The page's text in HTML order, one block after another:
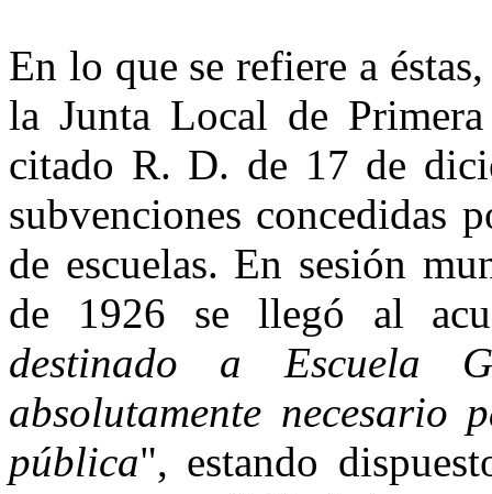
En lo que se refiere a
la Junta Local de
citado R. D. de 17 de
subvenciones concedidas
de escuelas. En sesión
de 1926 se llegó al
destinado a Escuela
absolutamente necesario
pública", estando